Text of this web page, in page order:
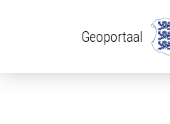
Geoportaal